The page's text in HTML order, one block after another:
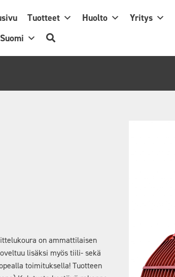
Tuotteet Huolto Yritys
Suomi
on ammattilaisen
lisäksi myös tiili- sekä
toimituksella! Tuotteen